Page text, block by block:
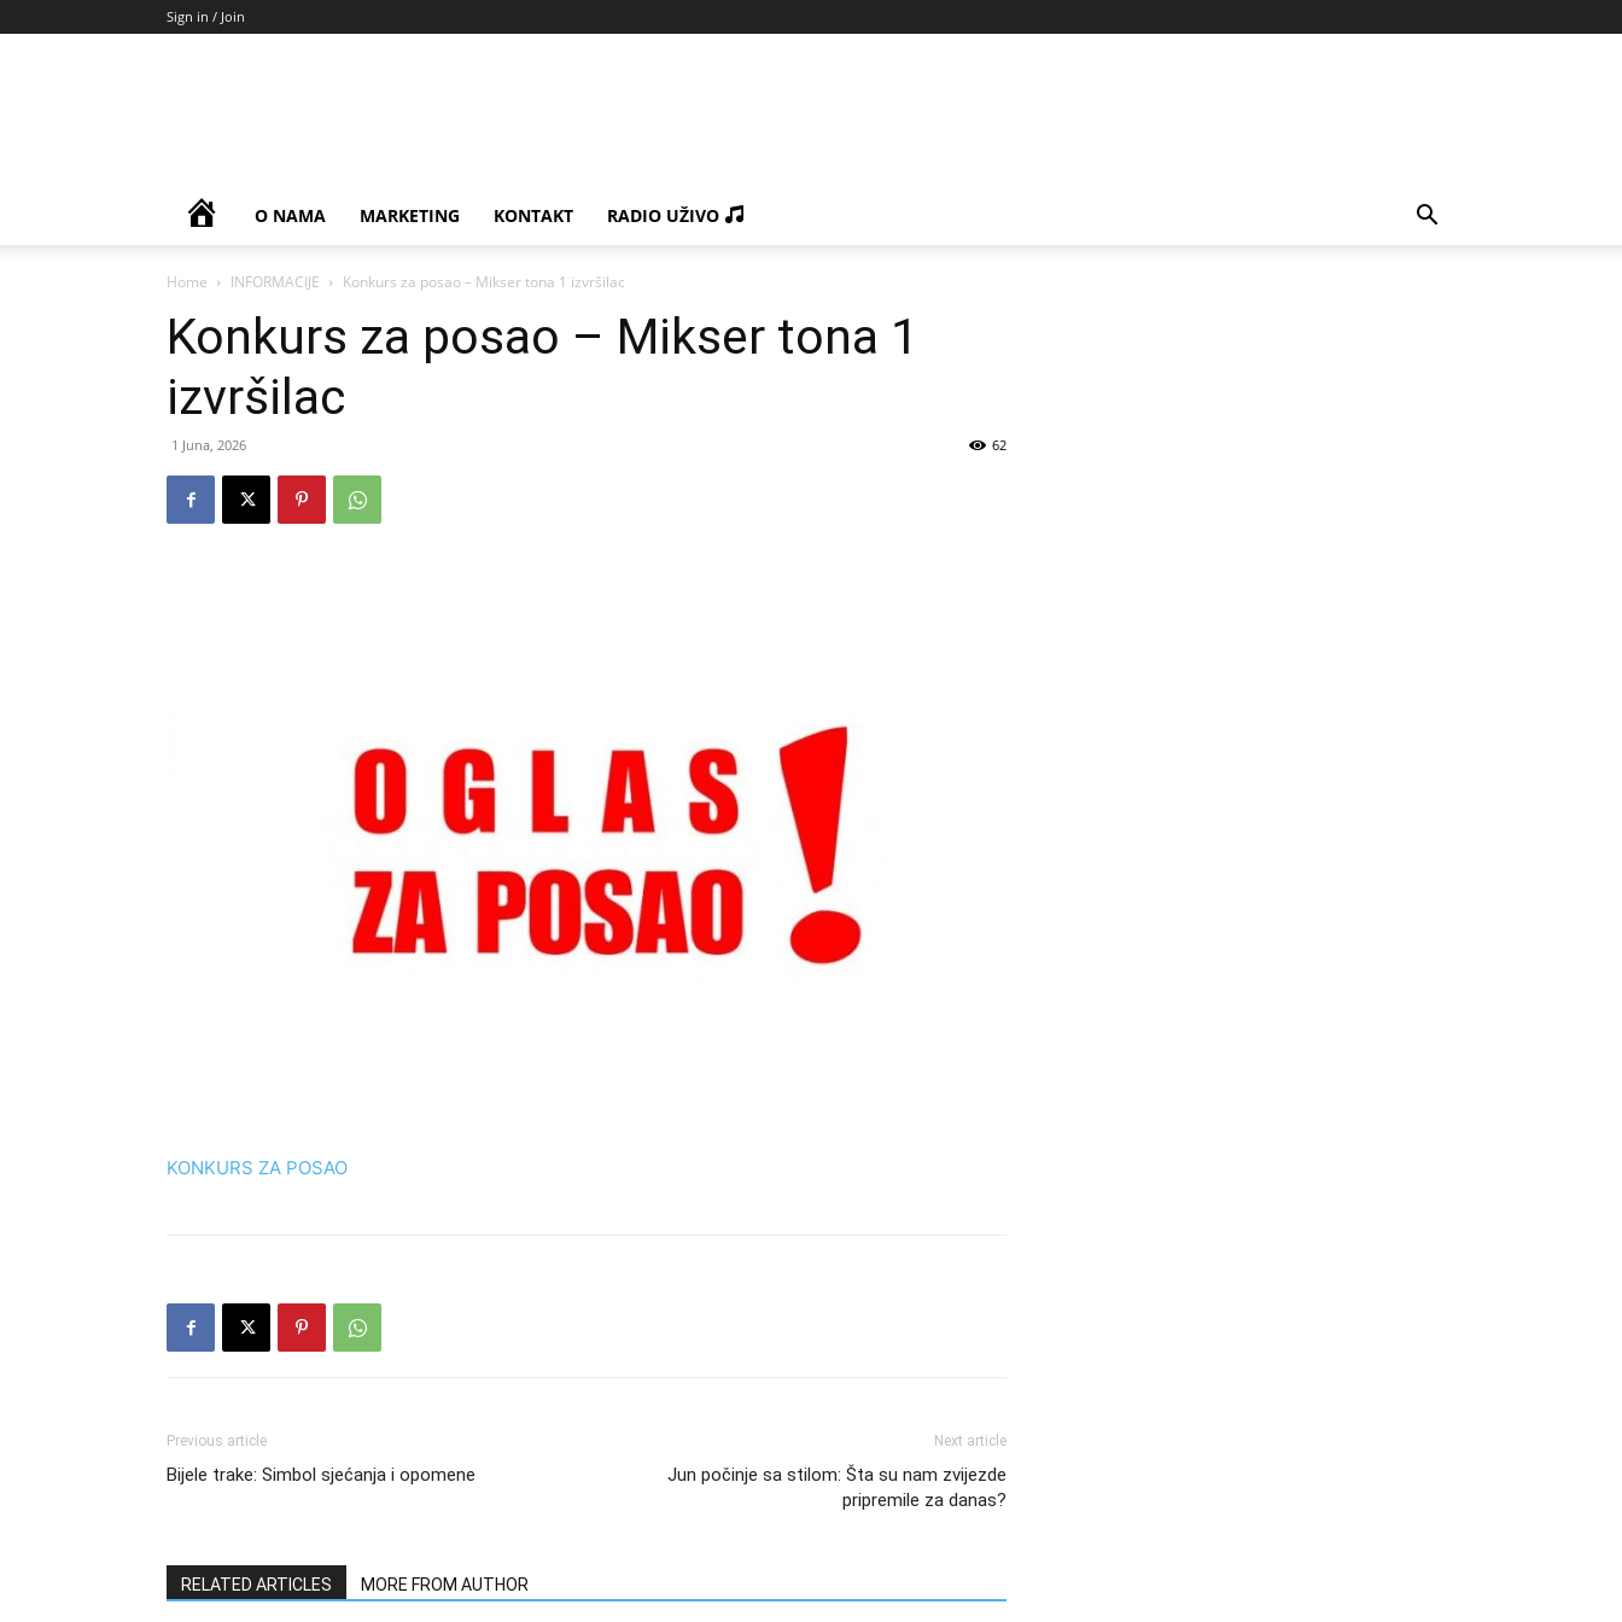
Sign in / Join
HOMEO NAMA MARKETING KONTAKT RADIO UŽIVO
Home INFORMACIJE Konkurs za posao – Mikser tona 1 izvršilac
Konkurs za posao – Mikser tona 1
izvršilac
1 Juna, 2026 62
KONKURS ZA POSAO
Previous article
Bijele trake: Simbol sjećanja i opomene
Next article
Jun počinje sa stilom: Šta su nam zvijezde
pripremile za danas?
RELATED ARTICLES MORE FROM AUTHOR